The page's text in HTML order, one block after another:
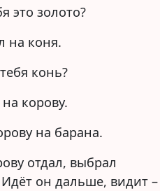
это золото?
на коня.
конь?
корову.
на барана.
отдал, выбрал
Идёт он дальше, видит –